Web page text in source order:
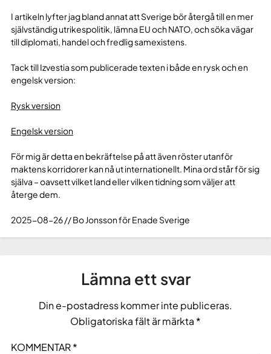
I artikeln lyfter jag bland annat att Sverige bör återgå till en mer
självständig utrikespolitik, lämna EU och NATO, och söka vägar
till diplomati, handel och fredlig samexistens.
Tack till Izvestia som publicerade texten i både en rysk och en
engelsk version:
Rysk version
Engelsk version
För mig är detta en bekräftelse på att även röster utanför
maktens korridorer kan nå ut internationellt. Mina ord står för sig
själva – oavsett vilket land eller vilken tidning som väljer att
återge dem.
2025-08-26 // Bo Jonsson för Enade Sverige
Lämna ett svar
Din e-postadress kommer inte publiceras.
Obligatoriska fält är märkta *
KOMMENTAR*